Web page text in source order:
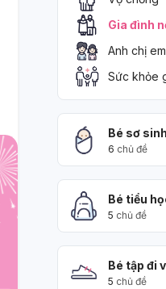
Gia đình
Anh chị em
Sức khỏe
Bé sơ sinh
6 chủ đề
Bé tiểu
5 chủ đề
Bé tập đi
5 chủ đề